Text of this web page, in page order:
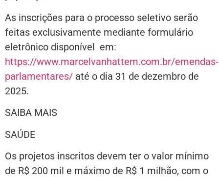
As inscrições para o processo seletivo serão
feitas exclusivamente mediante formulário
eletrônico disponível em:
https://www.marcelvanhattem.com.br/emendas-
parlamentares/ até o dia 31 de dezembro de
2025.
SAIBA MAIS
SAÚDE
Os projetos inscritos devem ter o valor mínimo
de R$ 200 mil e máximo de R$ 1 milhão, com o